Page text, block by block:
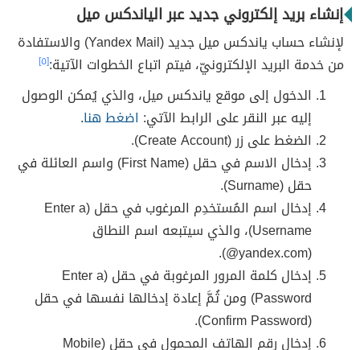
إنشاء بريد إلكتروني جديد عبر الياندكس ميل
لإنشاء حساب ياندكس ميل جديد (Yandex Mail) والاستفادة
من خدمة البريد الإلكترونيّ، فيتم اتباع الخطوات الآتية:[٥]
الدخول إلى موقع ياندكس ميل، والذي يُمكن الوصول
إليه عبر النقر على الرابط الآتي: اضغط هنا.
الضغط على زر (Create Account).
إدخال الاسم في حقل (First Name) واسم العائلة في
حقل (Surname).
إدخال اسم المُستخدِم المرغوب في حقل (Enter a
Username)، والذي سيتبعه اسم النطاق
(yandex.com@).
إدخال كلمة المرور المرغوبة في حقل (Enter a
Password) ومن ثُمَّ إعادة إدخالها نفسها في حقل
(Confirm Password).
إدخال رقم الهاتف المحمول في حقل (Mobile